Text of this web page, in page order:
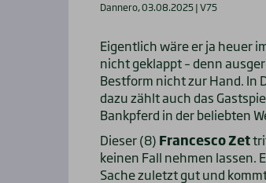
Dannero, 03.08.2025 | V75
Eigentlich wäre er ja heuer
nicht geklappt – denn
Bestform nicht zur Hand. In
dazu zählt auch das
Bankpferd in der beliebten
Dieser (8) Francesco Zet
keinen Fall nehmen lassen.
Sache zuletzt gut und